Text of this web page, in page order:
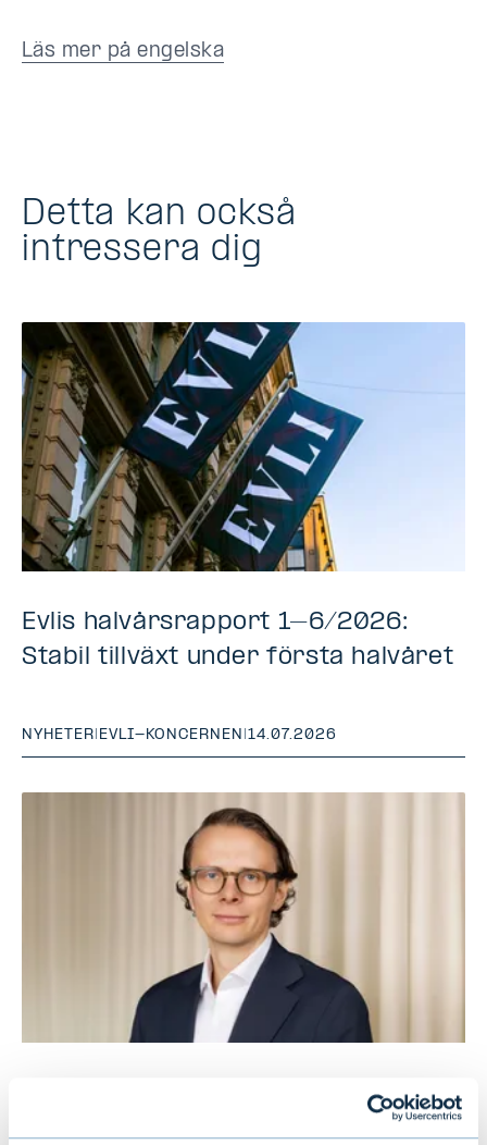
Läs mer på engelska
Detta kan också
intressera dig
Evlis halvårsrapport 1–6/2026:
Stabil tillväxt under första halvåret
NYHETER| EVLI-KONCERNEN |14.07.2026
Evli rekryterar Director of Sales